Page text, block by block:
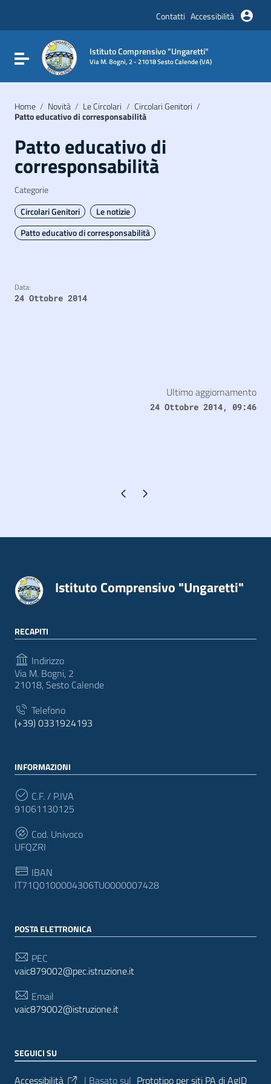
Vai al footer
Contatti Accessibilità
Attiva / disattiva la navigazione
Istituto Comprensivo "Ungaretti"
Via M. Bogni, 2 - 21018 Sesto Calende (VA)
Home / Novità / Le Circolari / Circolari Genitori /
Patto educativo di corresponsabilità
Patto educativo di
corresponsabilità
Categorie
Circolari Genitori
Le notizie
Patto educativo di corresponsabilità
Data:
24 Ottobre 2014
Ultimo aggiornamento
24 Ottobre 2014, 09:46
Pagina precedente
Pagina successiva
Istituto Comprensivo "Ungaretti"
RECAPITI
Indirizzo
Via M. Bogni, 2
21018, Sesto Calende
Telefono
(+39) 0331924193
INFORMAZIONI
C.F. / P.IVA
91061130125
Cod. Univoco
UFQZRI
IBAN
IT71Q0100004306TU0000007428
POSTA ELETTRONICA
PEC
vaic879002@pec.istruzione.it
Email
vaic879002@istruzione.it
SEGUICI SU
Accessibilità | Basato sul Prototipo per siti PA di AgID